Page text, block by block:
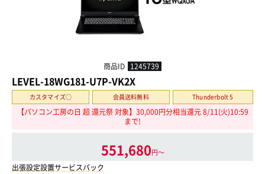
商品ID 1245739
LEVEL-18WG181-U7P-VK2X
カスタマイズ○ 会員送料無料 Thunderbolt 5
【パソコン工房の日 超 還元祭 対象】30,000円分相当還元 8/11(火)10:59
まで!
551,680円〜
出張設定設置サービスパック